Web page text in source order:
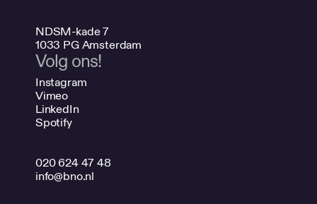
NDSM-kade 7
1033 PG Amsterdam
Volg ons!
Instagram
Vimeo
LinkedIn
Spotify
020 624 47 48
info@bno.nl